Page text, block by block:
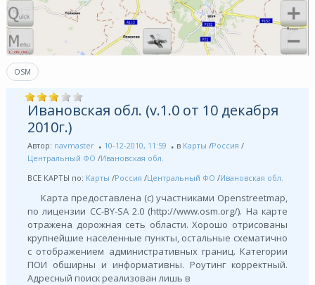
OSM
Ивановская обл. (v.1.0 от 10 декабря
2010г.)
Автор: navmaster 10-12-2010, 11:59 в Карты /Россия /
Центральный ФО /Ивановская обл.
ВСЕ КАРТЫ по: Карты /Россия /Центральный ФО /Ивановская обл.
Карта предоставлена (с) участниками Openstreetmap,
по лицензии СС-BY-SA 2.0 (http://www.osm.org/). На карте
отражена дорожная сеть области. Хорошо отрисованы
крупнейшие населенные пункты, остальные схематично
с отображением административных границ. Категории
ПОИ обширны и информативны. Роутинг корректный.
Адресный поиск реализован лишь в